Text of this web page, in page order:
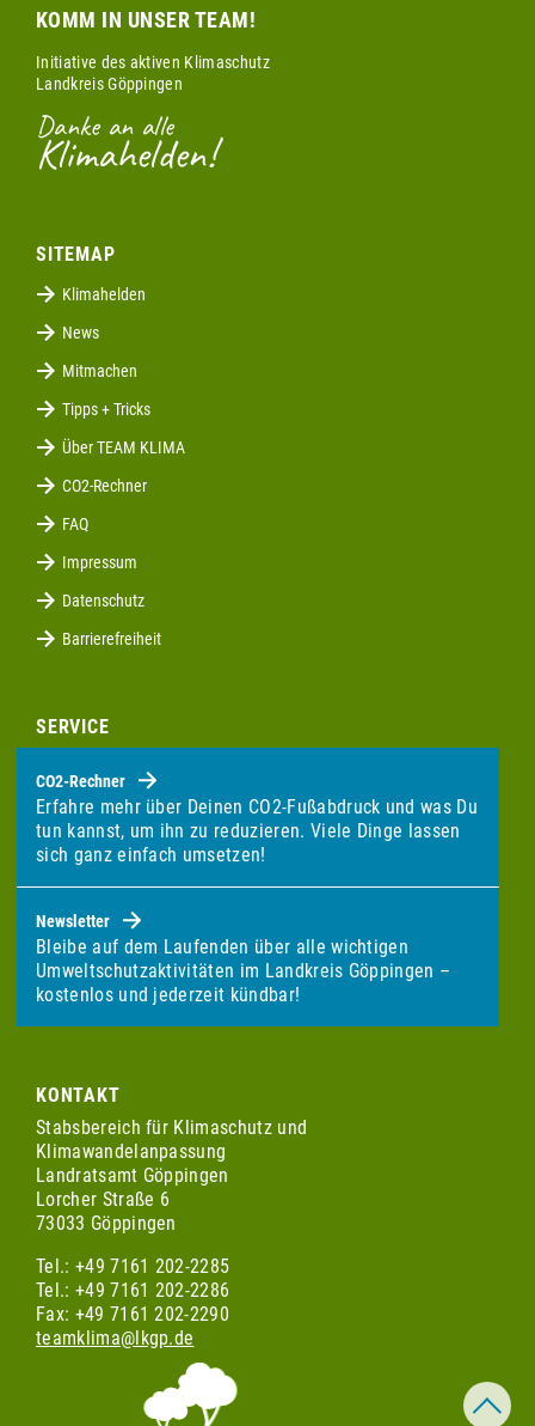
KOMM IN UNSER TEAM!
Initiative des aktiven Klimaschutz
Landkreis Göppingen
Danke an alle
Klimahelden!
SITEMAP
Klimahelden
News
Mitmachen
Tipps + Tricks
Über TEAM KLIMA
CO2-Rechner
FAQ
Impressum
Datenschutz
Barrierefreiheit
SERVICE
CO2-Rechner
Erfahre mehr über Deinen CO2-Fußabdruck und was Du
tun kannst, um ihn zu reduzieren. Viele Dinge lassen
sich ganz einfach umsetzen!
Newsletter
Bleibe auf dem Laufenden über alle wichtigen
Umweltschutzaktivitäten im Landkreis Göppingen –
kostenlos und jederzeit kündbar!
KONTAKT
Stabsbereich für Klimaschutz und
Klimawandelanpassung
Landratsamt Göppingen
Lorcher Straße 6
73033 Göppingen
Tel.: +49 7161 202-2285
Tel.: +49 7161 202-2286
Fax: +49 7161 202-2290
teamklima@lkgp.de